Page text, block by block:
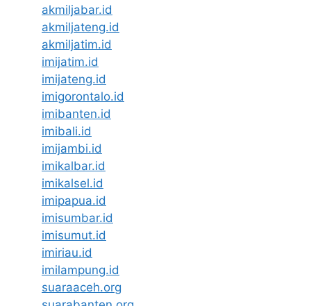
akmiljabar.id
akmiljateng.id
akmiljatim.id
imijatim.id
imijateng.id
imigorontalo.id
imibanten.id
imibali.id
imijambi.id
imikalbar.id
imikalsel.id
imipapua.id
imisumbar.id
imisumut.id
imiriau.id
imilampung.id
suaraaceh.org